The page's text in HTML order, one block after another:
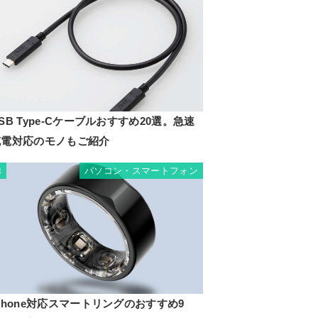
Type-Cケーブルおすすめ20選。急速
対応のモノもご紹介
パソコン・スマートフォン
対応スマートリングのおすすめ9